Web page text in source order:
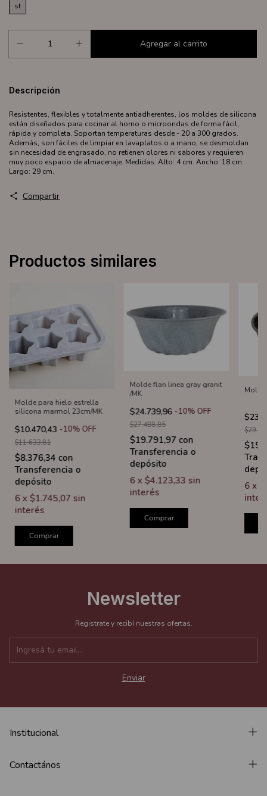
st
Descripción
Resistentes, flexibles y totalmente antiadherentes, los moldes de silicona
están diseñados para cocinar al horno o microondas de forma fácil,
rápida y completa. Soportan temperaturas desde - 20 a 300 grados.
Además, son fáciles de limpiar en lavaplatos o a mano, se desmoldan
sin necesidad de engrasado, no retienen olores ni sabores y requieren
muy poco espacio de almacenaje. Medidas: Alto: 4 cm. Ancho: 18 cm.
Largo: 29 cm.
Compartir
Productos similares
Molde para hielo estrella
silicona marmol 23cm/MK
$10.470,43 -10% OFF
$11.633,81
$8.376,34 con
Transferencia o
depósito
6 x $1.745,07 sin
interés
Comprar
Molde flan linea gray granit
/MK
$24.739,96 -10% OFF
$27.488,85
$19.791,97 con
Transferencia o
depósito
6 x $4.123,33 sin
interés
Comprar
Molde
6 x
Newsletter
Registrate y recibí nuestras ofertas.
Institucional
Contactános